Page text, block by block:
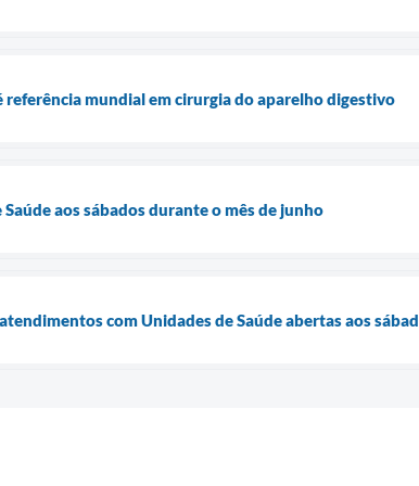
referência mundial em cirurgia do aparelho digestivo
aos sábados durante o mês de junho
com Unidades de Saúde abertas aos